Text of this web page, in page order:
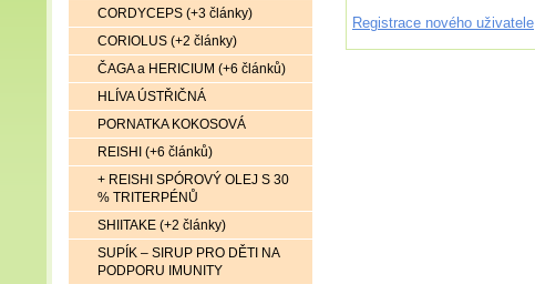
Registrace nového uživatele
CORDYCEPS (+3 články)
CORIOLUS (+2 články)
ČAGA a HERICIUM (+6 článků)
HLÍVA ÚSTŘIČNÁ
PORNATKA KOKOSOVÁ
REISHI (+6 článků)
+ REISHI SPÓROVÝ OLEJ S 30
% TRITERPÉNŮ
SHIITAKE (+2 články)
SUPÍK – SIRUP PRO DĚTI NA
PODPORU IMUNITY